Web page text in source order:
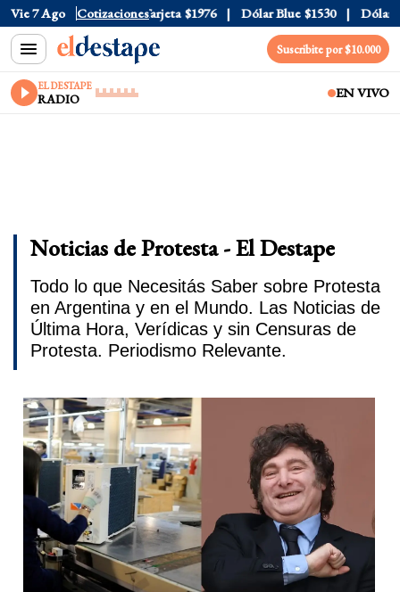
Vie 7 Ago Cotizaciones
$1520 Dólar Tarjeta $1976 Dólar Blue $1530 Dólar CCL
Suscribite por $10.000
EL DESTAPE
RADIO EN VIVO
Noticias de Protesta - El Destape
Todo lo que Necesitás Saber sobre Protesta
en Argentina y en el Mundo. Las Noticias de
Última Hora, Verídicas y sin Censuras de
Protesta. Periodismo Relevante.